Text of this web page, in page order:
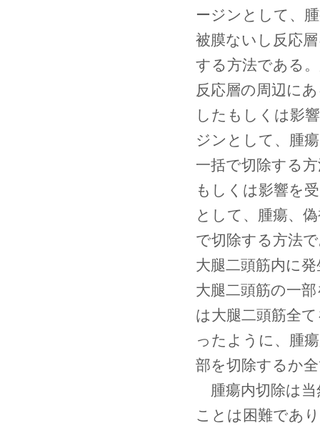
ージンとして、
被膜ないし反応
する方法である
反応層の周辺に
したもしくは影
ジンとして、腫
一括で切除する
もしくは影響を
として、腫瘍、
で切除する方法
大腿二頭筋内に
大腿二頭筋の一
は大腿二頭筋全
ったように、腫
部を切除するか
腫瘍内切除は当
ことは困難であ